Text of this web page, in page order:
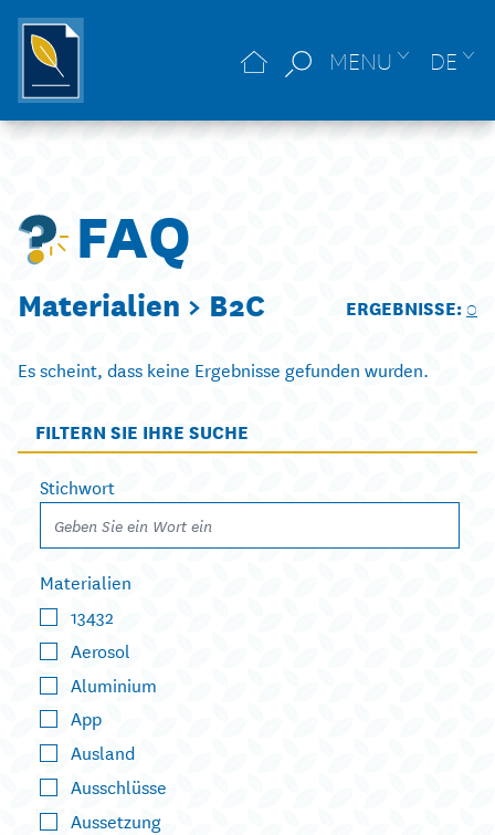
MENU DE
FAQ
Materialien > B2C ERGEBNISSE:0
Es scheint, dass keine Ergebnisse gefunden wurden.
FILTERN SIE IHRE SUCHE
Stichwort
Materialien
13432
Aerosol
Aluminium
App
Ausland
Ausschlüsse
Aussetzung